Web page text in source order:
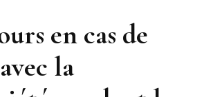
en cas de
la